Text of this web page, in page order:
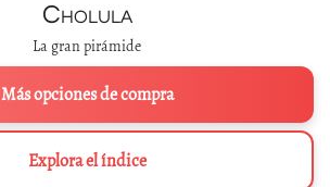
Cholula
La gran pirámide
Más opciones de compra
Explora el índice